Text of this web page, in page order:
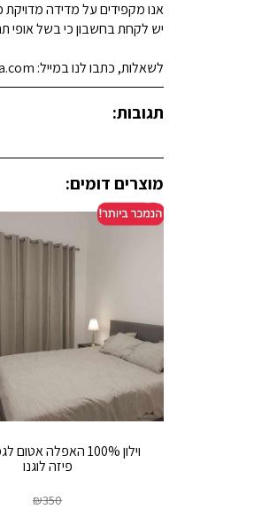
אנו מקפידים על מדידה מדויקת
יש לקחת בחשבון כי בשל אופי
לשאלות, כתבו לנו במייל: info@migvanalaska.com
תגובות:
מוצרים דומים:
וילון 100% האפלה
פיזה לוגנו
₪350